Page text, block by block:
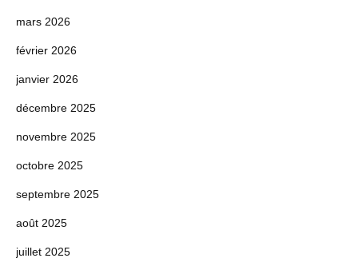
mars 2026
février 2026
janvier 2026
décembre 2025
novembre 2025
octobre 2025
septembre 2025
août 2025
juillet 2025